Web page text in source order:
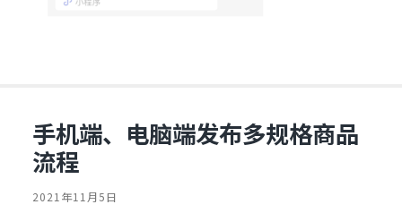
手机端、电脑端发布多规格商品
流程
2021年11月5日